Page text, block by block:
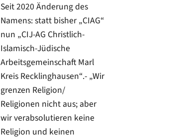
Seit 2020 Änderung des
Namens: statt bisher „CIAG“
nun „CIJ-AG Christlich-
Islamisch-Jüdische
Arbeitsgemeinschaft Marl
Kreis Recklinghausen“.- „Wir
grenzen Religion/
Religionen nicht aus; aber
wir verabsolutieren keine
Religion und keinen